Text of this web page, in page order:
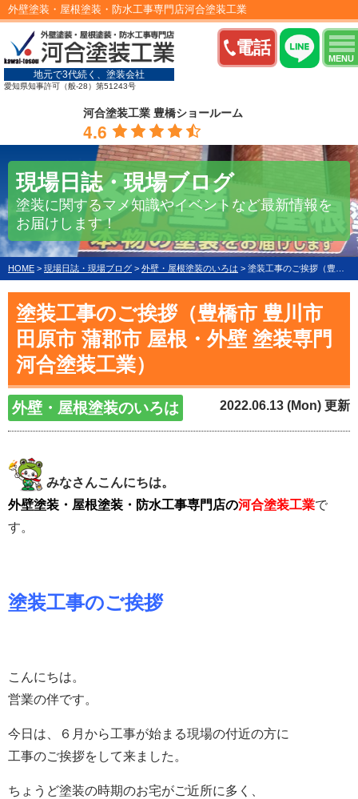
電話
MENU
外壁塗装・屋根塗装・防水工事専門店河合塗装工業
地元で3代続く、塗装会社
愛知県知事許可（般-28）第51243号
河合塗装工業 豊橋ショールーム
4.6
現場日誌・現場ブログ
塗装に関するマメ知識やイベントなど最新情報を
お届けします！
HOME > 現場日誌・現場ブログ > 外壁・屋根塗装のいろは > 塗装工事のご挨拶（豊橋市 豊川市 田原市 蒲郡市 屋根・外壁 塗装専門 河合塗装工業）
塗装工事のご挨拶（豊橋市 豊川市
田原市 蒲郡市 屋根・外壁 塗装専門
河合塗装工業）
外壁・屋根塗装のいろは 2022.06.13 (Mon) 更新
みなさんこんにちは。
外壁塗装・屋根塗装・防水工事専門店の河合塗装工業で
す。
塗装工事のご挨拶
こんにちは。
営業の伴です。
今日は、６月から工事が始まる現場の付近の方に
工事のご挨拶をして来ました。
ちょうど塗装の時期のお宅がご近所に多く、